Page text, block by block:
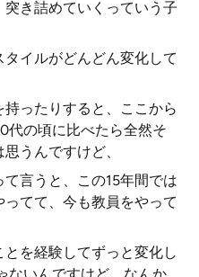
き詰めていくっていう子
イルがどんどん変化して
ったりすると、ここから
代の頃に比べたら全然そ
うんですけど、
言うと、この15年間では
てて、今も教員をやって
を経験してずっと変化し